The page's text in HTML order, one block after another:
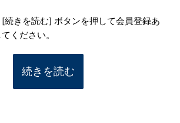
続きを読む] ボタンを押して会員登録あ
ください。
続きを読む